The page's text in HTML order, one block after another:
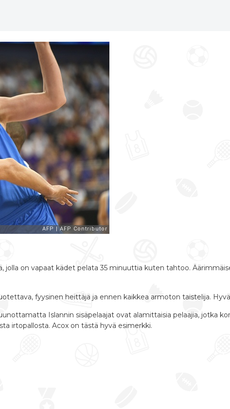
jolla on vapaat kädet pelata 35 minuuttia kuten tahtoo.
fyysinen heittäjä ja ennen kaikkea armoton taistelija.
Islannin sisäpelaajat ovat alamittaisia pelaajia, jotka
irtopallosta. Acox on tästä hyvä esimerkki.